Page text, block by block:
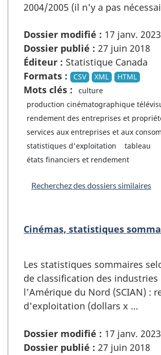
2004/2005 (il n'y a pas
Dossier modifié : 17 janv. 2023
Dossier publié : 27 juin 2018
Éditeur : Statistique Canada
Formats :
CSV XML HTML
Mots clés :
culture
production cinématographique
rendement des entreprises et
services aux entreprises et aux
statistiques d'exploitation
tableau
états financiers et rendement
Recherchez des dossiers similaires
Cinémas, statistiques
Les statistiques sommaires
de classification des industries
l'Amérique du Nord (SCIAN) :
d'exploitation (dollars x …
Dossier modifié : 17 janv. 2023
Dossier publié : 27 juin 2018